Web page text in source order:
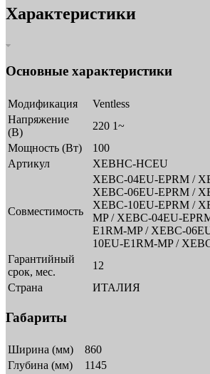
Характеристики
Основные характеристики
Модификация
Ventless
Напряжение
(В)
220 1~
Мощность (Вт)
100
Артикул
XEBHC-HCEU
Совместимость
XEBC-04EU-EPRM /
XEBC-06EU-EPRM /
XEBC-10EU-EPRM /
MP / XEBC-04EU-
E1RM-MP / XEBC-
10EU-E1RM-MP /
Гарантийный
срок, мес.
12
Страна
ИТАЛИЯ
Габариты
Ширина (мм)
860
Глубина (мм)
1145